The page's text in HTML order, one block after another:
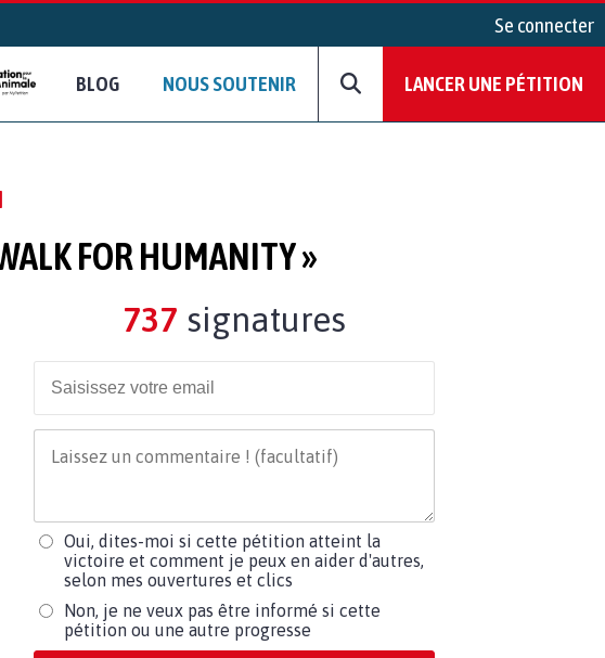
Se connecter
BLOG NOUS SOUTENIR LANCER UNE PÉTITION
FOR HUMANITY »
737 signatures
Oui, dites-moi si cette pétition atteint la
victoire et comment je peux en aider d'autres,
selon mes ouvertures et clics
Non, je ne veux pas être informé si cette
pétition ou une autre progresse